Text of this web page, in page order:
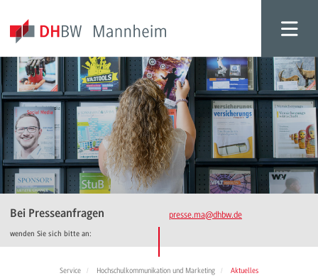
Bei Presseanfragen
wenden Sie sich bitte an:
presse.ma@dhbw.de
Service Hochschulkommunikation und Marketing Aktuelles